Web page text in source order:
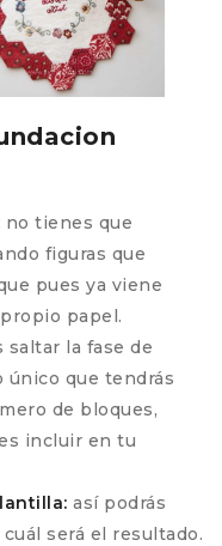
no tienes que
figuras que
pues ya viene
papel.
saltar la fase de
único que tendrás
de bloques,
incluir en tu
así podrás
será el resultado.